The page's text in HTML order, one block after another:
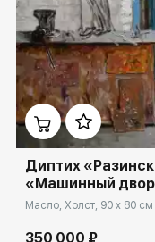
Домен:
Диптих
«Машинный
Масло, Холст, 90 x 80 см
350 000 ₽